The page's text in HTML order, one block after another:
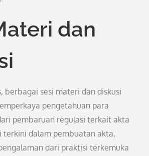
dan
berbagai sesi materi dan diskusi
pengetahuan para
pembaruan regulasi terkait akta
terkini dalam pembuatan akta,
dari praktisi terkemuka